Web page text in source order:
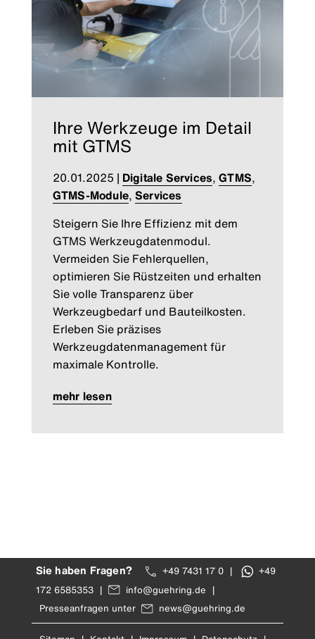
Ihre Werkzeuge im Detail
mit GTMS
20.01.2025 | Digitale Services,GTMS,
GTMS-Module, Services
Steigern Sie Ihre Effizienz mit dem
GTMS Werkzeugdatenmodul.
Vermeiden Sie Fehlerquellen,
optimieren Sie Rüstzeiten und erhalten
Sie volle Transparenz über
Werkzeugbedarf und Bauteilkosten.
Erleben Sie präzises
Werkzeugdatenmanagement für
maximale Kontrolle.
mehr lesen
Sie haben Fragen? +49 7431 17 0 |
+49
172 6585353 | info@guehring.de |
Presseanfragen unter
news@guehring.de